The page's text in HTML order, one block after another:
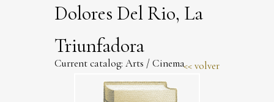
Dolores Del Rio, La
Triunfadora
Current catalog: Arts /Cinema volver